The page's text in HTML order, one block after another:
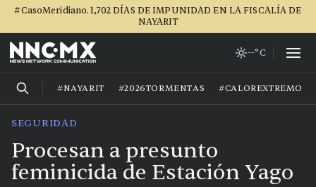
#CasoMeridiano. 1,702 DÍAS DE IMPUNIDAD EN LA FISCALÍA DE
NAYARIT
--°C
#NAYARIT #2026TORMENTAS #CALOREXTREMO
SEGURIDAD
Procesan a presunto
feminicida de Estación Yago